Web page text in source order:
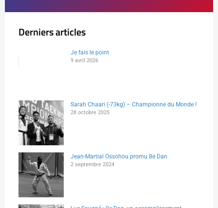
Derniers articles
Je fais le point
9 avril 2026
Sarah Chaari (-73kg) – Championne du Monde !
28 octobre 2025
Jean-Martial Ossohou promu 8e Dan
2 septembre 2024